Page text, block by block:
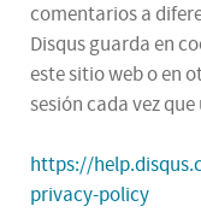
comentarios a
Disqus guarda en
este sitio web o en
sesión cada vez
https://
privacy-policy